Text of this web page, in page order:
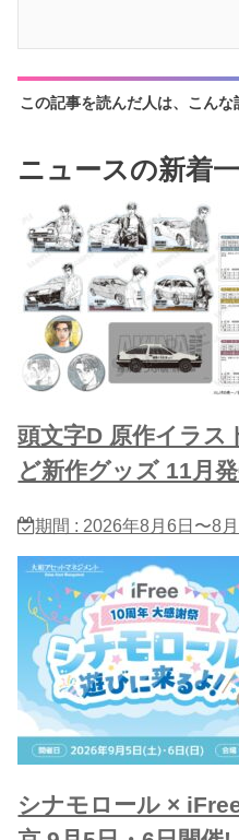
この記事を読んだ人は、こんな
ニュースの新着
頭文字D 原作イラス
ど新作グッズ 11月
期間 : 2026年8月6日〜8
シナモロール ×